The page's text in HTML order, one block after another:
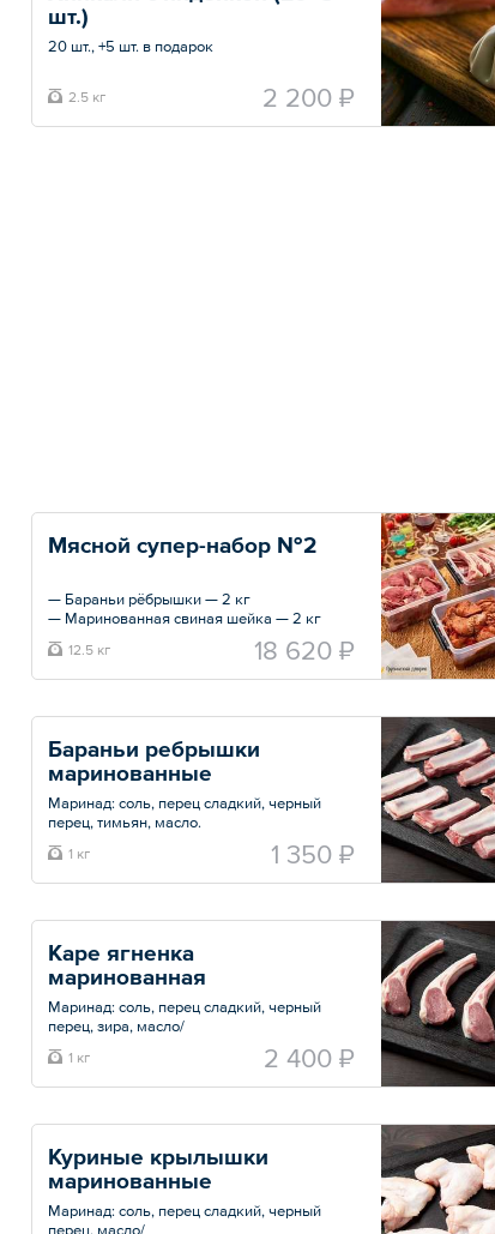
20 шт., +5 шт. в подарок
Скидки на данную позицию не действуют.
Общий вес – 2.5 кг
2.5 кг 2 200 ₽
Мясной супер-набор №2
— Бараньи рёбрышки — 2 кг
— Маринованная свиная шейка — 2 кг
— Каре ягнёнка — 2 кг
— Мякоть ягнёнка — 2 кг
12.5 кг 18 620 ₽
Бараньи ребрышки
маринованные
Маринад: соль, перец сладкий, черный
перец, тимьян, масло.
Общий вес – 1 кг
1 кг 1 350 ₽
Каре ягненка
маринованная
Маринад: соль, перец сладкий, черный
перец, зира, масло/
Общий вес – 1 кг
1 кг 2 400 ₽
Куриные крылышки
маринованные
Маринад: соль, перец сладкий, черный
перец, масло/